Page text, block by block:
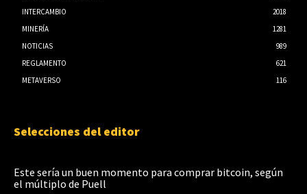
INTERCAMBIO
2018
MINERÍA
1281
NOTICIAS
989
REGLAMENTO
621
METAVERSO
116
Selecciones del editor
Este sería un buen momento para comprar bitcoin, según
el múltiplo de Puell